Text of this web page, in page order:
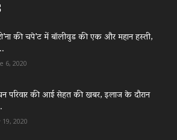
की चपे’ट में बॉलीवुड की एक और महान हस्ती,
6, 2020
परिवार की आई सेहत की खबर, इलाज के दौरान
19, 2020